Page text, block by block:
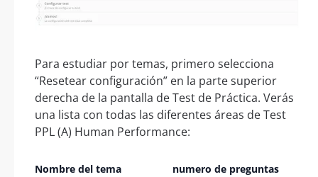
Para estudiar por temas, primero selecciona
“Resetear configuración” en la parte superior
derecha de la pantalla de Test de Práctica. Verás
una lista con todas las diferentes áreas de Test
PPL (A) Human Performance:
Nombre del tema numero de preguntas